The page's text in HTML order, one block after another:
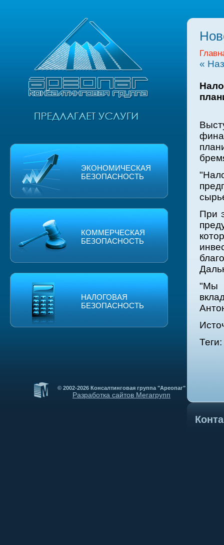
ЭКОНОМИЧЕСКАЯ
БЕЗОПАСНОСТЬ
КОММЕРЧЕСКАЯ
БЕЗОПАСНОСТЬ
НАЛОГОВАЯ
БЕЗОПАСНОСТЬ
«
При
"Мы
Теги:
© 2002-2026 Консалтинговая группа "Ареопаг"
Разработка сайтов Мегагрупп